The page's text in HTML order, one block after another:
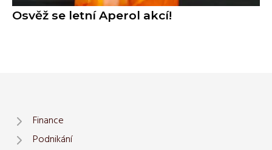
Osvěž se letní Aperol akcí!
Finance
Podnikání